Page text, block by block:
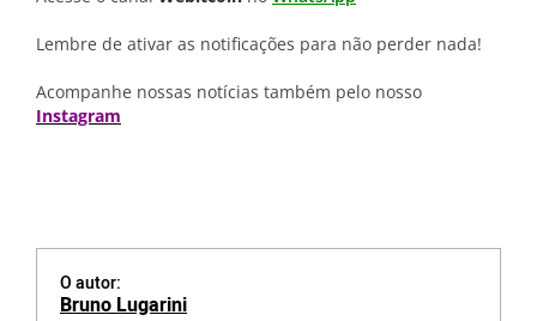
Lembre de ativar as notificações para não perder nada!
Acompanhe nossas notícias também pelo nosso
Instagram
O autor:
Bruno Lugarini